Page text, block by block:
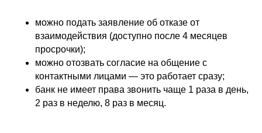
можно подать заявление об отказе от
взаимодействия (доступно после 4 месяцев
просрочки);
можно отозвать согласие на общение с
контактными лицами — это работает сразу;
банк не имеет права звонить чаще 1 раза в день,
2 раз в неделю, 8 раз в месяц.